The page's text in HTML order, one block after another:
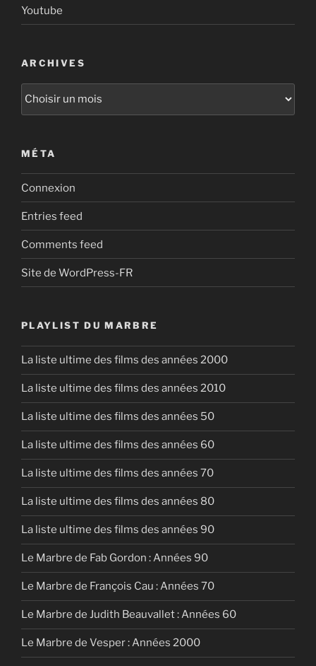
Youtube
ARCHIVES
Archives
MÉTA
Connexion
Entries feed
Comments feed
Site de WordPress-FR
PLAYLIST DU MARBRE
La liste ultime des films des années 2000
La liste ultime des films des années 2010
La liste ultime des films des années 50
La liste ultime des films des années 60
La liste ultime des films des années 70
La liste ultime des films des années 80
La liste ultime des films des années 90
Le Marbre de Fab Gordon : Années 90
Le Marbre de François Cau : Années 70
Le Marbre de Judith Beauvallet : Années 60
Le Marbre de Vesper : Années 2000